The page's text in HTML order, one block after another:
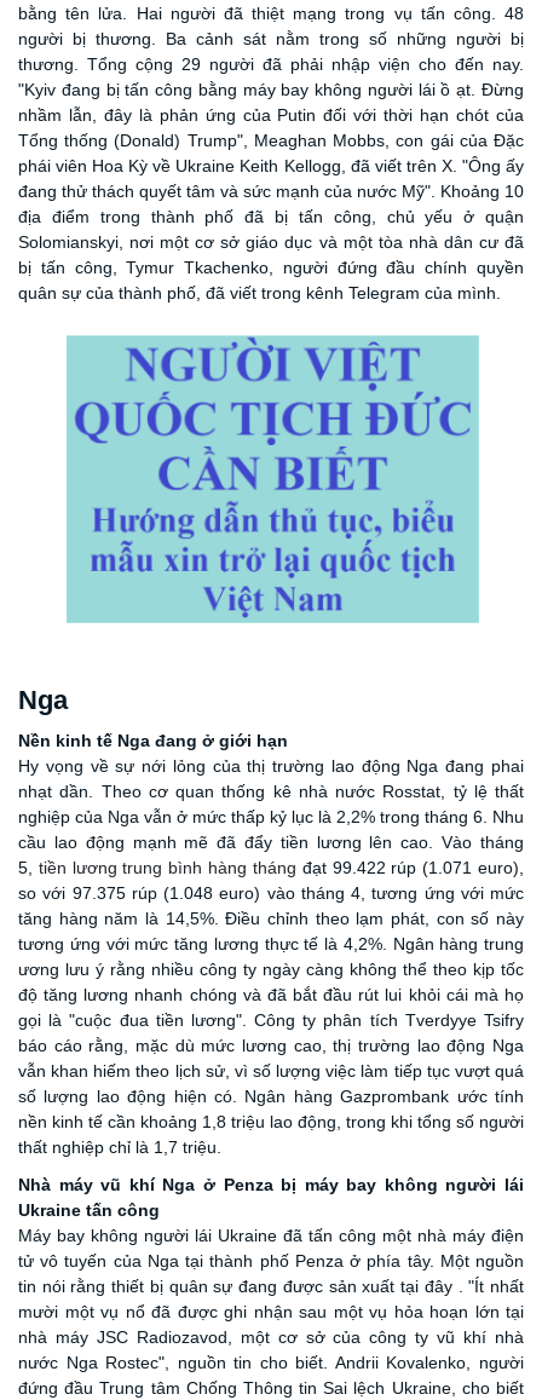
bằng tên lửa. Hai người đã thiệt mạng trong vụ tấn công. 48
người bị thương. Ba cảnh sát nằm trong số những người bị
thương. Tổng cộng 29 người đã phải nhập viện cho đến nay.
"Kyiv đang bị tấn công bằng máy bay không người lái ồ ạt. Đừng
nhầm lẫn, đây là phản ứng của Putin đối với thời hạn chót của
Tổng thống (Donald) Trump", Meaghan Mobbs, con gái của Đặc
phái viên Hoa Kỳ về Ukraine Keith Kellogg, đã viết trên X. "Ông ấy
đang thử thách quyết tâm và sức mạnh của nước Mỹ". Khoảng 10
địa điểm trong thành phố đã bị tấn công, chủ yếu ở quận
Solomianskyi, nơi một cơ sở giáo dục và một tòa nhà dân cư đã
bị tấn công, Tymur Tkachenko, người đứng đầu chính quyền
quân sự của thành phố, đã viết trong kênh Telegram của mình.
Nga
Nền kinh tế Nga đang ở giới hạn
Hy vọng về sự nới lỏng của thị trường lao động Nga đang phai
nhạt dần. Theo cơ quan thống kê nhà nước Rosstat, tỷ lệ thất
nghiệp của Nga vẫn ở mức thấp kỷ lục là 2,2% trong tháng 6. Nhu
cầu lao động mạnh mẽ đã đẩy tiền lương lên cao. Vào tháng
5, tiền lương trung bình hàng tháng đạt 99.422 rúp (1.071 euro),
so với 97.375 rúp (1.048 euro) vào tháng 4, tương ứng với mức
tăng hàng năm là 14,5%. Điều chỉnh theo lạm phát, con số này
tương ứng với mức tăng lương thực tế là 4,2%. Ngân hàng trung
ương lưu ý rằng nhiều công ty ngày càng không thể theo kịp tốc
độ tăng lương nhanh chóng và đã bắt đầu rút lui khỏi cái mà họ
gọi là "cuộc đua tiền lương". Công ty phân tích Tverdyye Tsifry
báo cáo rằng, mặc dù mức lương cao, thị trường lao động Nga
vẫn khan hiếm theo lịch sử, vì số lượng việc làm tiếp tục vượt quá
số lượng lao động hiện có. Ngân hàng Gazprombank ước tính
nền kinh tế cần khoảng 1,8 triệu lao động, trong khi tổng số người
thất nghiệp chỉ là 1,7 triệu.
Nhà máy vũ khí Nga ở Penza bị máy bay không người lái
Ukraine tấn công
Máy bay không người lái Ukraine đã tấn công một nhà máy điện
tử vô tuyến của Nga tại thành phố Penza ở phía tây. Một nguồn
tin nói rằng thiết bị quân sự đang được sản xuất tại đây . "Ít nhất
mười một vụ nổ đã được ghi nhận sau một vụ hỏa hoạn lớn tại
nhà máy JSC Radiozavod, một cơ sở của công ty vũ khí nhà
nước Nga Rostec", nguồn tin cho biết. Andrii Kovalenko, người
đứng đầu Trung tâm Chống Thông tin Sai lệch Ukraine, cho biết